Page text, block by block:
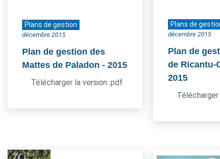
Plans de gestion
décembre 2015
Plan de gestion des
Mattes de Paladon - 2015
Télécharger la version .pdf
Plans de
décembre 2015
Plan de
de Ricantu-
2015